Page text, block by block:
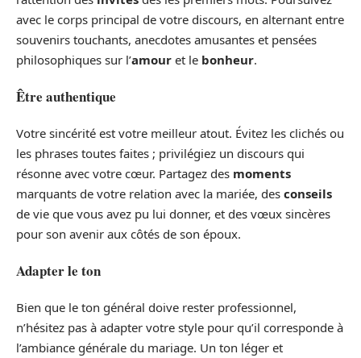
avec le corps principal de votre discours, en alternant entre
souvenirs touchants, anecdotes amusantes et pensées
philosophiques sur l’amour et le bonheur.
Être authentique
Votre sincérité est votre meilleur atout. Évitez les clichés ou
les phrases toutes faites ; privilégiez un discours qui
résonne avec votre cœur. Partagez des moments
marquants de votre relation avec la mariée, des conseils
de vie que vous avez pu lui donner, et des vœux sincères
pour son avenir aux côtés de son époux.
Adapter le ton
Bien que le ton général doive rester professionnel,
n’hésitez pas à adapter votre style pour qu’il corresponde à
l’ambiance générale du mariage. Un ton léger et